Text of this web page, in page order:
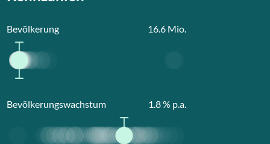
Bevölkerung 16.6 Mio.
Bevölkerungswachstum 1.8% p.a.